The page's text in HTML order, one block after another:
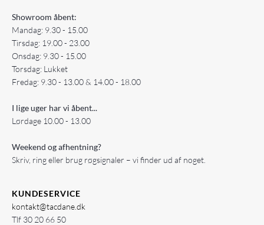
Showroom åbent:
Mandag: 9.30 - 15.00
Tirsdag: 19.00 - 23.00
Onsdag: 9.30 - 15.00
Torsdag: Lukket
Fredag: 9.30 - 13.00 & 14.00 - 18.00
I lige uger har vi åbent...
Lørdage 10.00 - 13.00
Weekend og afhentning?
Skriv, ring eller brug røgsignaler – vi finder ud af noget.
KUNDESERVICE
kontakt@tacdane.dk
Tlf 30 20 66 50